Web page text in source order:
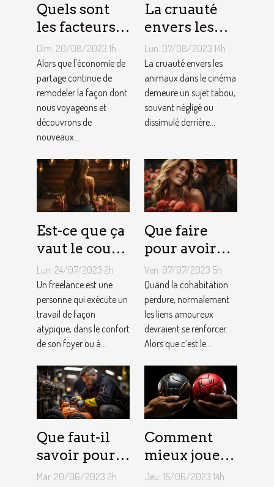
Quels sont
les facteurs
qui sous-
tendent la
tarification
des services
de
conciergerie
Dim. 20/08/2023 1h
Alors que l'économie de
partage continue de
remodeler la façon dont
nous voyageons et
découvrons de
nouveaux...
La cruauté
envers les
animaux
dans le
cinéma : un
sujet tabou
Lun. 07/08/2023 14h
La cruauté envers les
animaux dans le cinéma
demeure un sujet tabou,
souvent négligé ou
dissimulé derrière...
Est-ce que ça
vaut le coup
de devenir
indépendant
?
Lun. 24/07/2023 2h
Un freelance est une
personne qui exécute un
travail de façon
atypique, dans le confort
de son foyer ou à...
Que faire
pour avoir
toujours la
vie rose en
couple ?
Ven. 07/07/2023 5h
Quand la cohabitation
perdure, normalement
les liens amoureux
devraient se renforcer.
Alors que c’est le...
Que faut-il
savoir pour
un meilleur
Mar. 20/06/2023 2h
Comment
mieux jouer
pour gagner
Jeu. 15/06/2023 14h